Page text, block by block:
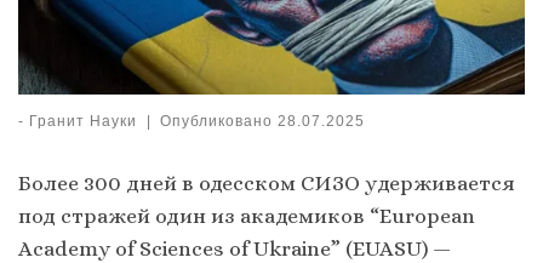
- Гранит Науки | Опубликовано 28.07.2025
Более 300 дней в одесском СИЗО удерживается
под стражей один из академиков “European
Academy of Sciences of Ukraine” (EUASU) —